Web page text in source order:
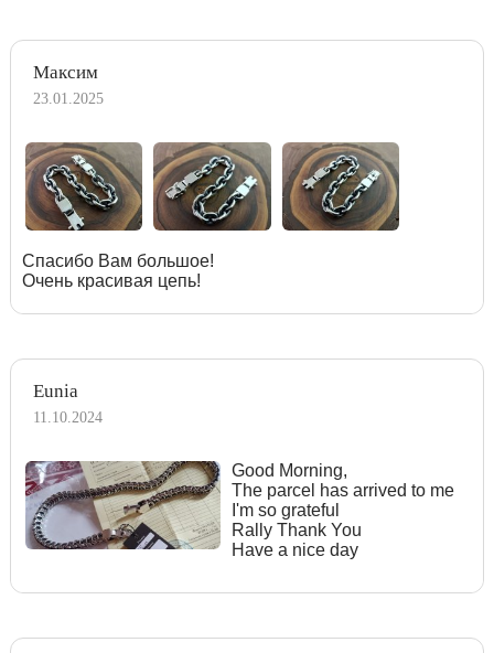
Максим
23.01.2025
Спасибо Вам большое!
Очень красивая цепь!
Eunia
11.10.2024
Good Morning,
The parcel has arrived to me
I'm so grateful
Rally Thank You
Have a nice day